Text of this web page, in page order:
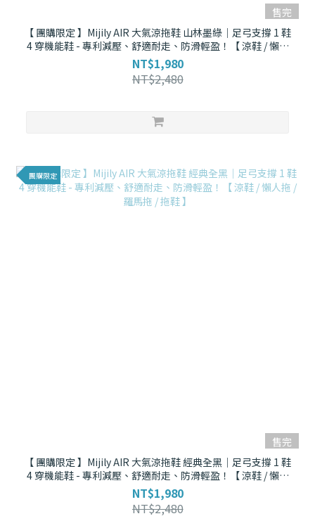
售完
【 團購限定 】Mijily AIR 大氣涼拖鞋 山林墨綠｜足弓支撐 1 鞋
4 穿機能鞋 - 專利減壓、舒適耐走、防滑輕盈！【 涼鞋 / 懶人
拖 / 羅馬拖 / 拖鞋 】
NT$1,980
NT$2,480
團購限定
售完
【 團購限定 】Mijily AIR 大氣涼拖鞋 經典全黑｜足弓支撐 1 鞋
4 穿機能鞋 - 專利減壓、舒適耐走、防滑輕盈！【 涼鞋 / 懶人
拖 / 羅馬拖 / 拖鞋 】
NT$1,980
NT$2,480